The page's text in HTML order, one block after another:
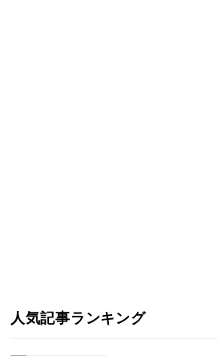
人気記事ランキング